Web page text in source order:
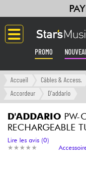
PROMO
Langue
Amplis & Effets
Accueil Câbles & Access.
Accordeur
D'addario
D'ADDARIO PW-
RECHARGEABLE
★ ★ ★ ★ ★
★ ★ ★ ★ ★
Lire les avis (0)